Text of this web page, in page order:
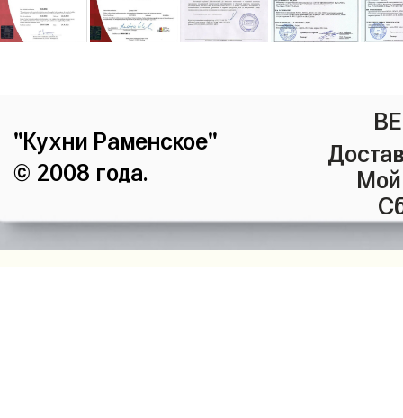
"Кухни Раменское"
© 2008 года.